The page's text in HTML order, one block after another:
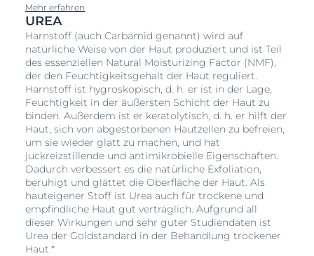
Mehr erfahren
UREA
Harnstoff (auch Carbamid genannt) wird auf
natürliche Weise von der Haut produziert und ist Teil
des essenziellen Natural Moisturizing Factor (NMF),
der den Feuchtigkeitsgehalt der Haut reguliert.
Harnstoff ist hygroskopisch, d. h. er ist in der Lage,
Feuchtigkeit in der äußersten Schicht der Haut zu
binden. Außerdem ist er keratolytisch, d. h. er hilft der
Haut, sich von abgestorbenen Hautzellen zu befreien,
um sie wieder glatt zu machen, und hat
juckreizstillende und antimikrobielle Eigenschaften.
Dadurch verbessert es die natürliche Exfoliation,
beruhigt und glättet die Oberfläche der Haut. Als
hauteigener Stoff ist Urea auch für trockene und
empfindliche Haut gut verträglich. Aufgrund all
dieser Wirkungen und sehr guter Studiendaten ist
Urea der Goldstandard in der Behandlung trockener
Haut.*